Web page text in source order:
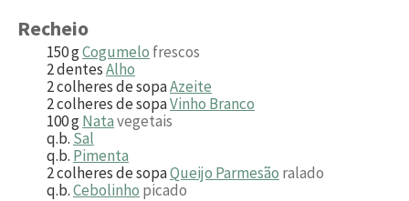
Recheio
150gCogumelo frescos
2dentesAlho
2colheres de sopaAzeite
2colheres de sopaVinho Branco
100gNatavegetais
q.b. Sal
q.b. Pimenta
2colheres de sopaQueijo Parmesão ralado
q.b.Cebolinho picado